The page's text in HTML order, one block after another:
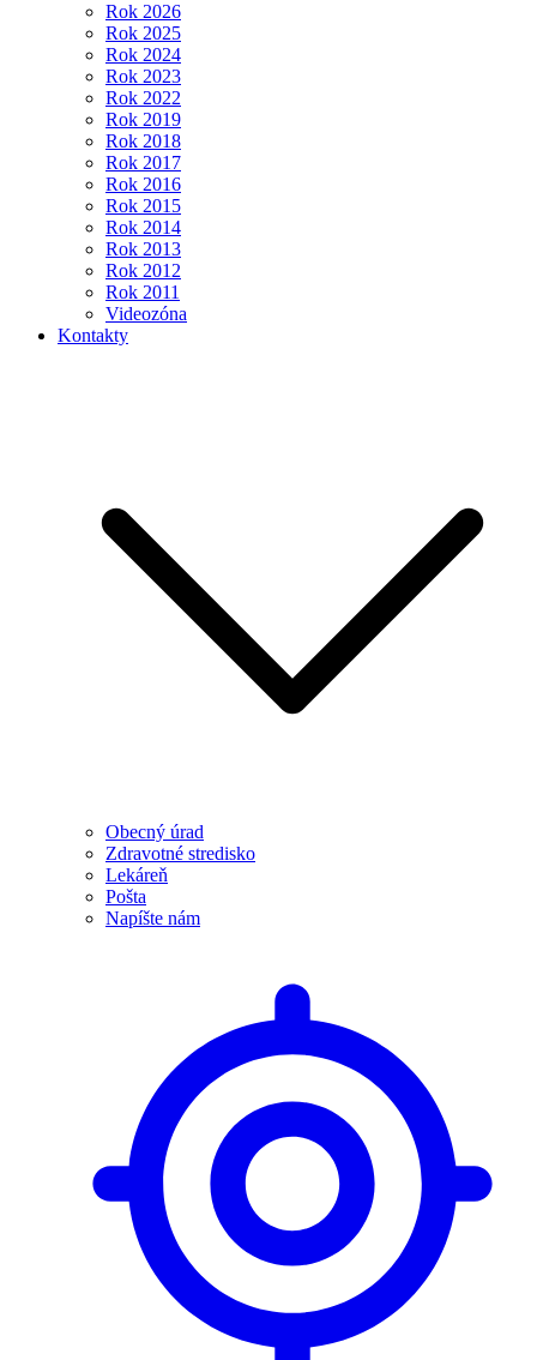
Rok 2026
Rok 2025
Rok 2024
Rok 2023
Rok 2022
Rok 2019
Rok 2018
Rok 2017
Rok 2016
Rok 2015
Rok 2014
Rok 2013
Rok 2012
Rok 2011
Videozóna
Kontakty
Obecný úrad
Zdravotné stredisko
Lekáreň
Pošta
Napíšte nám